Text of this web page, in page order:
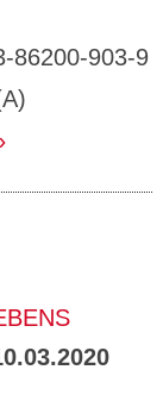
86200-903-9